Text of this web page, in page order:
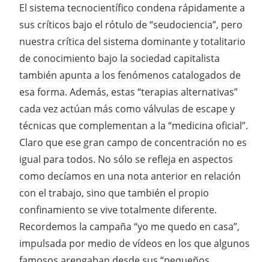
El sistema tecnocientífico condena rápidamente a
sus críticos bajo el rótulo de “seudociencia”, pero
nuestra crítica del sistema dominante y totalitario
de conocimiento bajo la sociedad capitalista
también apunta a los fenómenos catalogados de
esa forma. Además, estas “terapias alternativas”
cada vez actúan más como válvulas de escape y
técnicas que complementan a la “medicina oficial”.
Claro que ese gran campo de concentración no es
igual para todos. No sólo se refleja en aspectos
como decíamos en una nota anterior en relación
con el trabajo, sino que también el propio
confinamiento se vive totalmente diferente.
Recordemos la campaña “yo me quedo en casa”,
impulsada por medio de vídeos en los que algunos